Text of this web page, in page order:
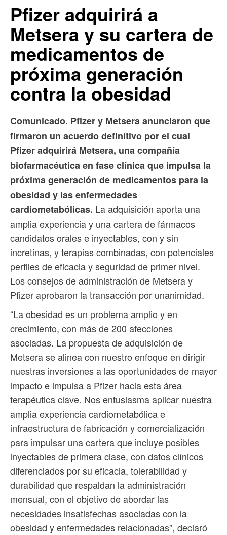
Pfizer adquirirá a
Metsera y su cartera de
medicamentos de
próxima generación
contra la obesidad
Comunicado. Pfizer y Metsera anunciaron que
firmaron un acuerdo definitivo por el cual
Pfizer adquirirá Metsera, una compañía
biofarmacéutica en fase clínica que impulsa la
próxima generación de medicamentos para la
obesidad y las enfermedades
cardiometabólicas. La adquisición aporta una
amplia experiencia y una cartera de fármacos
candidatos orales e inyectables, con y sin
incretinas, y terapias combinadas, con potenciales
perfiles de eficacia y seguridad de primer nivel.
Los consejos de administración de Metsera y
Pfizer aprobaron la transacción por unanimidad.
“La obesidad es un problema amplio y en
crecimiento, con más de 200 afecciones
asociadas. La propuesta de adquisición de
Metsera se alinea con nuestro enfoque en dirigir
nuestras inversiones a las oportunidades de mayor
impacto e impulsa a Pfizer hacia esta área
terapéutica clave. Nos entusiasma aplicar nuestra
amplia experiencia cardiometabólica e
infraestructura de fabricación y comercialización
para impulsar una cartera que incluye posibles
inyectables de primera clase, con datos clínicos
diferenciados por su eficacia, tolerabilidad y
durabilidad que respaldan la administración
mensual, con el objetivo de abordar las
necesidades insatisfechas asociadas con la
obesidad y enfermedades relacionadas”, declaró